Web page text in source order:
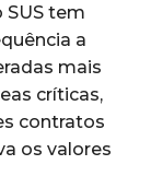
SUS tem
a
mais
críticas,
contratos
os valores